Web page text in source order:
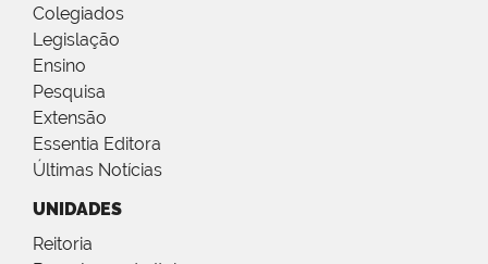
Colegiados
Legislação
Ensino
Pesquisa
Extensão
Essentia Editora
Últimas Notícias
UNIDADES
Reitoria